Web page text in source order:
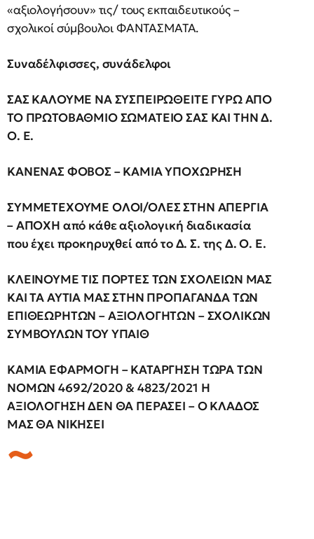
«αξιολογήσουν» τις/ τους εκπαιδευτικούς –
σχολικοί σύμβουλοι ΦΑΝΤΑΣΜΑΤΑ.
Συναδέλφισσες, συνάδελφοι
ΣΑΣ ΚΑΛΟΥΜΕ ΝΑ ΣΥΣΠΕΙΡΩΘΕΙΤΕ ΓΥΡΩ ΑΠΟ
ΤΟ ΠΡΩΤΟΒΑΘΜΙΟ ΣΩΜΑΤΕΙΟ ΣΑΣ ΚΑΙ ΤΗΝ Δ.
Ο. Ε.
ΚΑΝΕΝΑΣ ΦΟΒΟΣ – ΚΑΜΙΑ ΥΠΟΧΩΡΗΣΗ
ΣΥΜΜΕΤΕΧΟΥΜΕ ΟΛΟΙ/ΟΛΕΣ ΣΤΗΝ ΑΠΕΡΓΙΑ
– ΑΠΟΧΗ από κάθε αξιολογική διαδικασία
που έχει προκηρυχθεί από το Δ. Σ. της Δ. Ο. Ε.
ΚΛΕΙΝΟΥΜΕ ΤΙΣ ΠΟΡΤΕΣ ΤΩΝ ΣΧΟΛΕΙΩΝ ΜΑΣ
ΚΑΙ ΤΑ ΑΥΤΙΑ ΜΑΣ ΣΤΗΝ ΠΡΟΠΑΓΑΝΔΑ ΤΩΝ
ΕΠΙΘΕΩΡΗΤΩΝ – ΑΞΙΟΛΟΓΗΤΩΝ – ΣΧΟΛΙΚΩΝ
ΣΥΜΒΟΥΛΩΝ ΤΟΥ ΥΠΑΙΘ
ΚΑΜΙΑ ΕΦΑΡΜΟΓΗ – ΚΑΤΑΡΓΗΣΗ ΤΩΡΑ ΤΩΝ
ΝΟΜΩΝ 4692/2020 & 4823/2021 Η
ΑΞΙΟΛΟΓΗΣΗ ΔΕΝ ΘΑ ΠΕΡΑΣΕΙ – Ο ΚΛΑΔΟΣ
ΜΑΣ ΘΑ ΝΙΚΗΣΕΙ